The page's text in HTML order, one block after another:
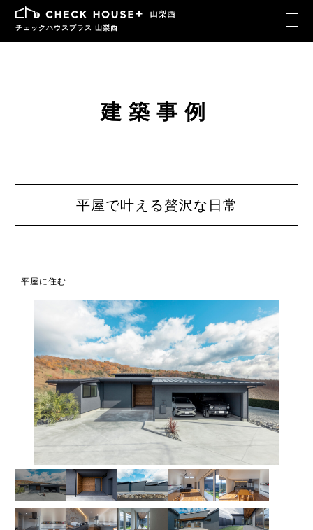
チェックハウスプラス 山梨西
建築事例
平屋で叶える贅沢な日常
平屋に住む